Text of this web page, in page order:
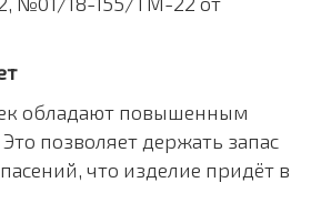
обладают повышенным
позволяет держать запас
что изделие придёт в